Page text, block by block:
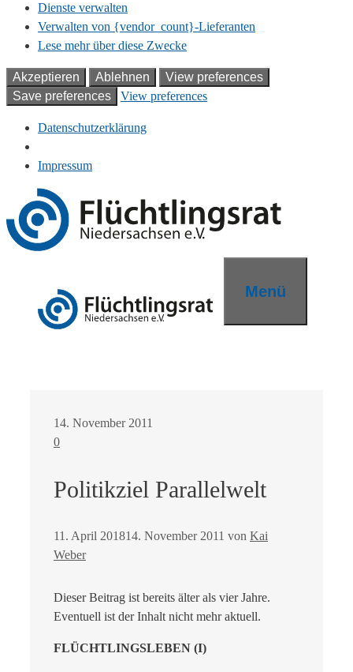
Dienste verwalten
Verwalten von {vendor_count}-Lieferanten
Lese mehr über diese Zwecke
Akzeptieren Ablehnen
View preferences
Save preferences
View preferences
Datenschutzerklärung
Impressum
Inhalt
springen
Menü
14. November 2011
0
Politikziel Parallelwelt
11. April 201814. November 2011 von Kai
Weber
Dieser Beitrag ist bereits älter als vier Jahre.
Eventuell ist der Inhalt nicht mehr aktuell.
FLÜCHTLINGSLEBEN (I)